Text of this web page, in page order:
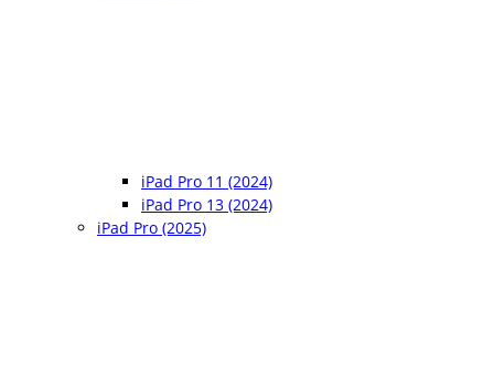
iPad Pro 11 (2024)
iPad Pro 13 (2024)
iPad Pro (2025)